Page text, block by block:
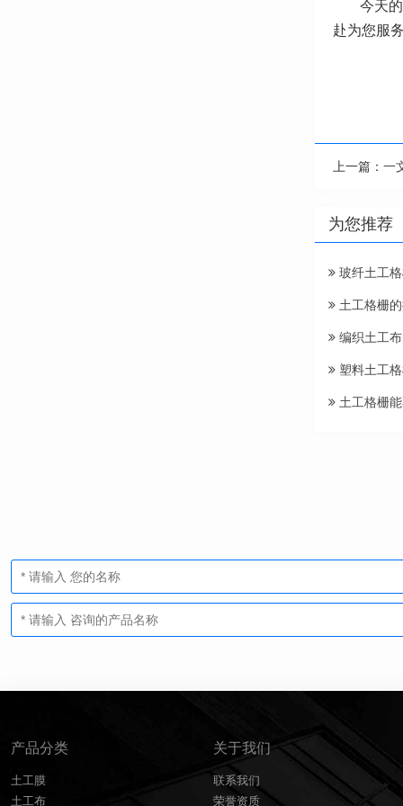
今天
赴为您服
上一篇： 一
为您推荐
玻纤土工格
土工格栅
编织土工
塑料土工格
土工格栅
产品分类
土工膜
土工布
关于我们
联系我们
荣誉资质